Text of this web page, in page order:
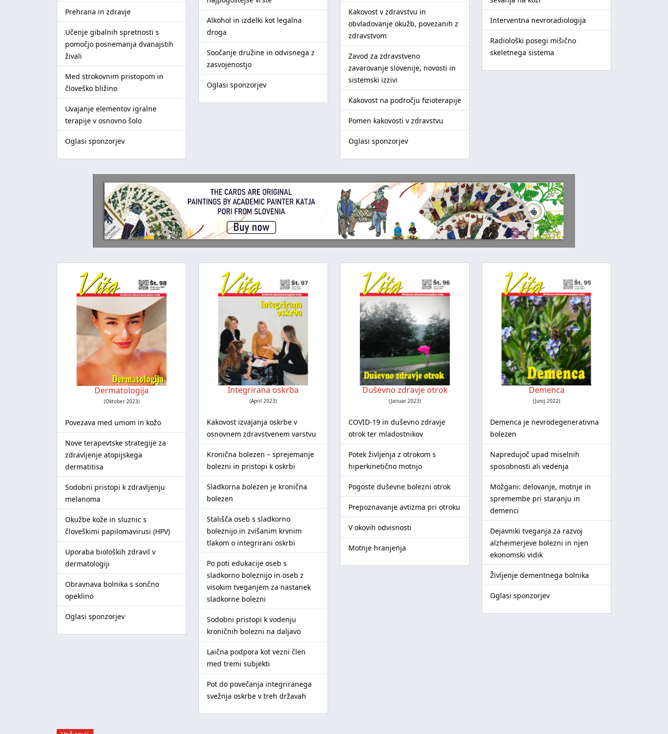
Prehrana in zdravje
Učenje gibalnih spretnosti s
pomočjo posnemanja dvanajstih
živali
Med strokovnim pristopom in
človeško bližino
Uvajanje elementov igralne
terapije v osnovno šolo
Oglasi sponzorjev
Alkohol in izdelki kot legalna
droga
Soočanje družine in odvisnega z
zasvojenostjo
Oglasi sponzorjev
Kakovost v zdravstvu in
obvladovanje okužb, povezanih z
zdravstvom
Zavod za zdravstveno
zavarovanje slovenije, novosti in
sistemski izzivi
Kakovost na področju fizioterapije
Pomen kakovosti v zdravstvu
Oglasi sponzorjev
Interventna nevroradiologija
Radiološki posegi mišično
skeletnega sistema
Dermatologija
(Oktober 2023)
Povezava med umom in kožo
Nove terapevtske strategije za
zdravljenje atopijskega
dermatitisa
Sodobni pristopi k zdravljenju
melanoma
Okužbe kože in sluznic s
človeškimi papilomavirusi (HPV)
Uporaba bioloških zdravil v
dermatologiji
Obravnava bolnika s sončno
opeklino
Oglasi sponzorjev
Integrirana oskrba
(April 2023)
Kakovost izvajanja oskrbe v
osnovnem zdravstvenem varstvu
Kronična bolezen – sprejemanje
bolezni in pristopi k oskrbi
Sladkorna bolezen je kronična
bolezen
Stališča oseb s sladkorno
boleznijo in zvišanim krvnim
tlakom o integrirani oskrbi
Po poti edukacije oseb s
sladkorno boleznijo in oseb z
visokim tveganjem za nastanek
sladkorne bolezni
Sodobni pristopi k vodenju
kroničnih bolezni na daljavo
Laična podpora kot vezni člen
med tremi subjekti
Pot do povečanja integriranega
svežnja oskrbe v treh državah
Duševno zdravje otrok
(Januar 2023)
COVID-19 in duševno zdravje
otrok ter mladostnikov
Potek življenja z otrokom s
hiperkinetično motnjo
Pogoste duševne bolezni otrok
Prepoznavanje avtizma pri otroku
V okovih odvisnosti
Motnje hranjenja
Demenca
(Junij 2022)
Demenca je nevrodegenerativna
bolezen
Napredujoč upad miselnih
sposobnosti ali vedenja
Možgani: delovanje, motnje in
spremembe pri staranju in
demenci
Dejavniki tveganja za razvoj
alzheimerjeve bolezni in njen
ekonomski vidik
Življenje dementnega bolnika
Oglasi sponzorjev